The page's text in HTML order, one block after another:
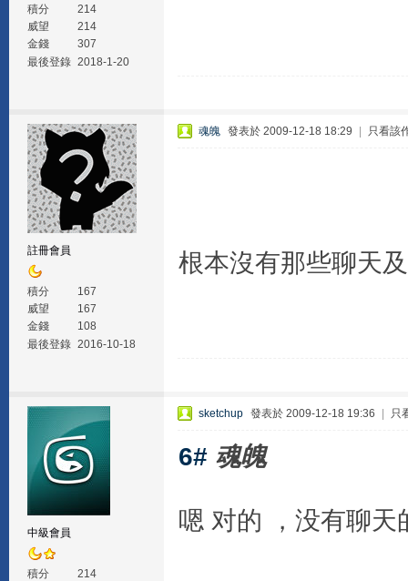
積分
214
威望
214
金錢
307
最後登錄 2018-1-20
註冊會員
積分
167
威望
167
金錢
108
最後登錄 2016-10-18
魂魄 發表於 2009-12-18 18:29 只看該
根本沒有那些聊天
中級會員
積分
214
sketchup 發表於 2009-12-18 19:36 只
6# 魂魄
嗯 对的 ，没有聊天